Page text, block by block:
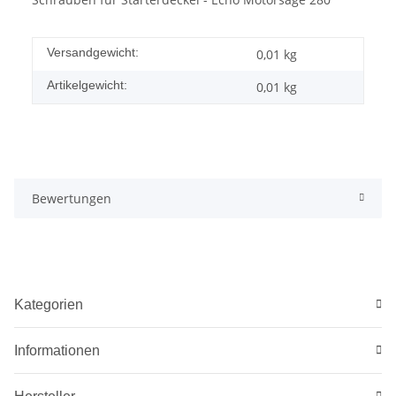
Versandgewicht: 0,01 kg
Artikelgewicht: 0,01 kg
Bewertungen
Kategorien
Informationen